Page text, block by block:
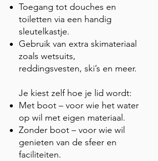
Toegang tot douches en
toiletten via een handig
sleutelkastje.
Gebruik van extra skimateriaal
zoals wetsuits,
reddingsvesten, ski’s en meer.
Je kiest zelf hoe je lid wordt:
Met boot – voor wie het water
op wil met eigen materiaal.
Zonder boot – voor wie wil
genieten van de sfeer en
faciliteiten.